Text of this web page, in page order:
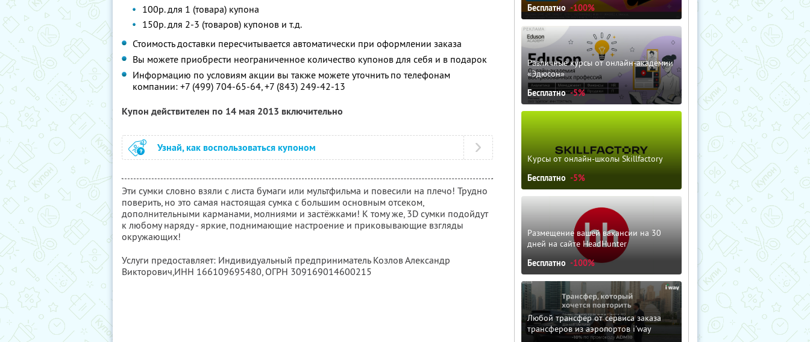
100р. для 1 (товара) купона
150р. для 2-3 (товаров) купонов и т.д.
Стоимость доставки пересчитывается автоматически при оформлении заказа
Вы можете приобрести неограниченное количество купонов для себя и в подарок
Информацию по условиям акции вы также можете уточнить по телефонам
компании: +7 (499) 704-65-64, +7 (843) 249-42-13
Купон действителен по 14 мая 2013 включительно
Узнай, как воспользоваться купоном
Эти сумки словно взяли с листа бумаги или мультфильма и повесили на плечо! Трудно
поверить, но это самая настоящая сумка с большим основным отсеком,
дополнительными карманами, молниями и застёжками! К тому же, 3D сумки подойдут
к любому наряду - яркие, поднимающие настроение и приковывающие взгляды
окружающих!
Услуги предоставляет: Индивидуальный предприниматель Козлов Александр
Викторович,ИНН 166109695480, ОГРН 309169014600215
Бесплатно -100%
Различные курсы от онлайн-академии
«Эдюсон»
Бесплатно -5%
Курсы от онлайн-школы Skillfactory
Бесплатно -5%
Размещение вашей вакансии на 30
дней на сайте HeadHunter
Бесплатно -100%
Любой трансфер от сервиса заказа
трансферов из аэропортов i'way